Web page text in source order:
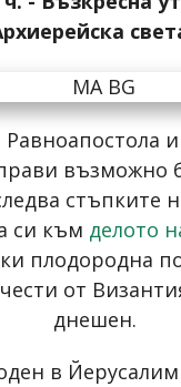
възможно
стъпките
си към делото
плодородна
от
днешен.
в